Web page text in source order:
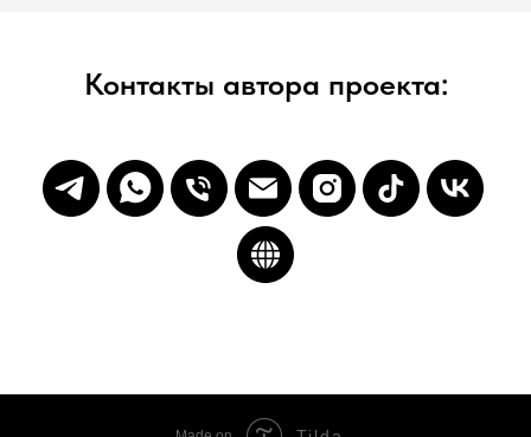
Контакты автора проекта: